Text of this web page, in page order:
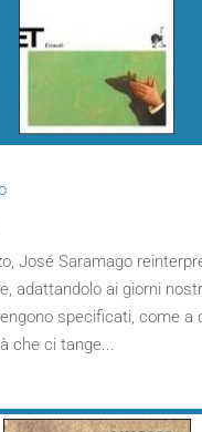
José Saramago
adattandolo ai giorni
specificati, come
che ci tange...